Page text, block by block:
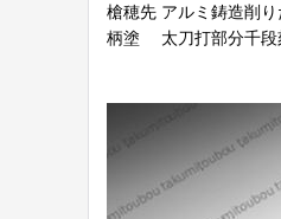
槍穂先 アルミ鋳造削り
柄塗 太刀打部分千段